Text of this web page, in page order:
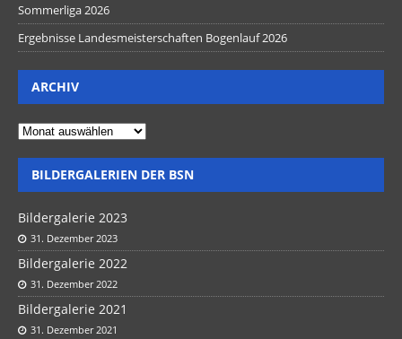
Sommerliga 2026
Ergebnisse Landesmeisterschaften Bogenlauf 2026
ARCHIV
BILDERGALERIEN DER BSN
Bildergalerie 2023
31. Dezember 2023
Bildergalerie 2022
31. Dezember 2022
Bildergalerie 2021
31. Dezember 2021